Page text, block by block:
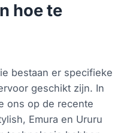
hoe te
bestaan er specifieke
geschikt zijn. In
ons op de recente
Emura en Ururu